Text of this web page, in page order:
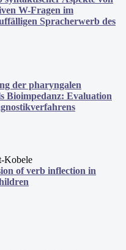
W-Fragen im
Spracherwerb des
der pharyngalen
Bioimpedanz: Evaluation
Kobele
of verb inflection in